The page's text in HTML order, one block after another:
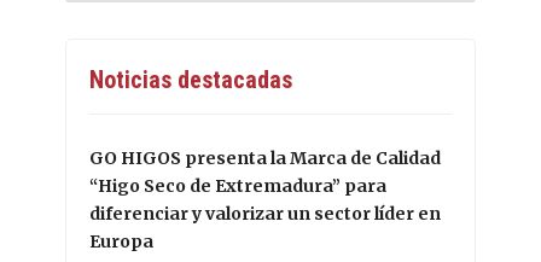
Noticias destacadas
GO HIGOS presenta la Marca de Calidad
“Higo Seco de Extremadura” para
diferenciar y valorizar un sector líder en
Europa